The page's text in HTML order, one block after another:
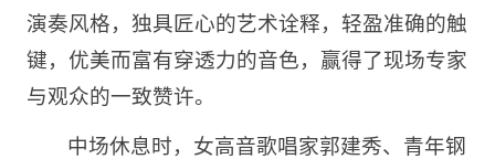
演奏风格，独具匠心的艺术诠释，轻盈准确的触
键，优美而富有穿透力的音色，赢得了现场专家
与观众的一致赞许。
中场休息时，女高音歌唱家郭建秀、青年钢